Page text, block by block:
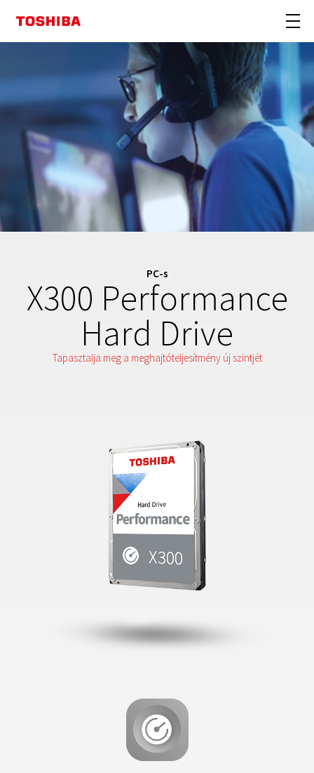
PC-s
X300 Performance
Hard Drive
Tapasztalja meg a meghajtóteljesítmény új szintjét